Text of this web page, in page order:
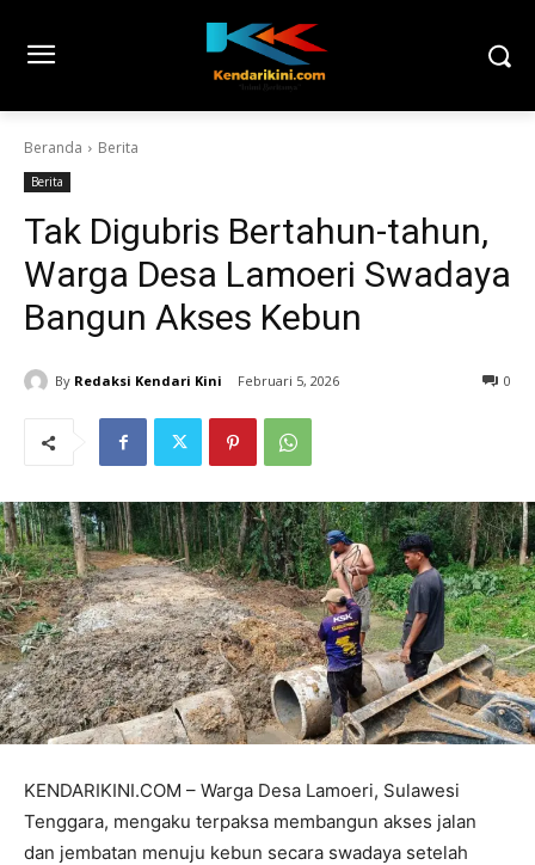
Beranda Berita
Berita
Tak Digubris Bertahun-tahun,
Warga Desa Lamoeri Swadaya
Bangun Akses Kebun
By Redaksi Kendari Kini Februari 5, 2026 0
KENDARIKINI.COM – Warga Desa Lamoeri, Sulawesi
Tenggara, mengaku terpaksa membangun akses jalan
dan jembatan menuju kebun secara swadaya setelah